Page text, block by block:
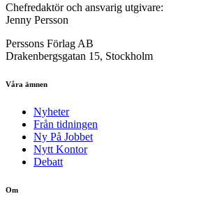
Chefredaktör och ansvarig utgivare:
Jenny Persson
Perssons Förlag AB
Drakenbergsgatan 15, Stockholm
Våra ämnen
Nyheter
Från tidningen
Ny På Jobbet
Nytt Kontor
Debatt
Om